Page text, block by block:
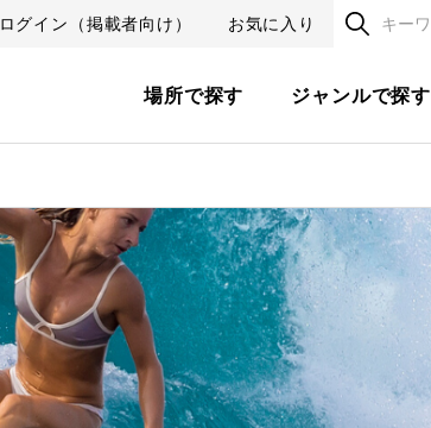
ログイン（掲載者向け） お気に入り
場所で探す ジャンルで探す